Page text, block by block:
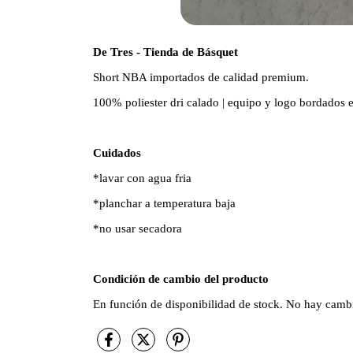
De Tres - Tienda de Básquet
Short NBA importados de calidad premium.
100% poliester dri calado | equipo y logo
Cuidados
*lavar con agua fria
*planchar a temperatura baja
*no usar secadora
Condición de cambio del producto
En función de disponibilidad de stock. No hay